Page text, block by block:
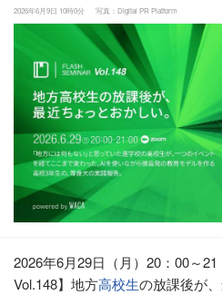
2026年6月9日 10時0分 写真：Digital PR Platform
2026年6月29日（月）20：00～
Vol.148】地方高校生の放課後が